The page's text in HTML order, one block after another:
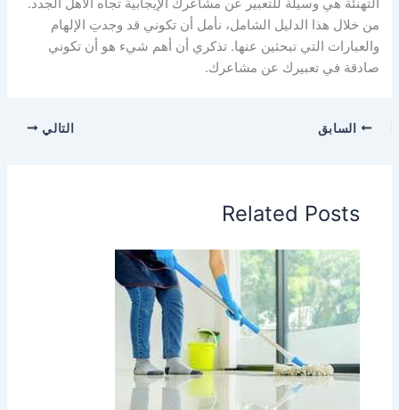
التهنئة هي وسيلة للتعبير عن مشاعرك الإيجابية تجاه الأهل الجدد.
من خلال هذا الدليل الشامل، نأمل أن تكوني قد وجدتِ الإلهام
والعبارات التي تبحثين عنها. تذكري أن أهم شيء هو أن تكوني
صادقة في تعبيرك عن مشاعرك.
السابق التالي
Related Posts